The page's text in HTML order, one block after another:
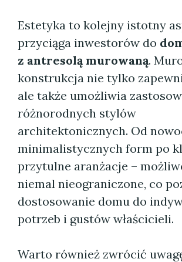
Estetyka to kolejny istotny
przyciąga inwestorów do
z antresolą murowaną.
konstrukcja nie tylko
ale także umożliwia
różnorodnych stylów
architektonicznych. Od
minimalistycznych form po
przytulne aranżacje –
niemal nieograniczone, co
dostosowanie domu do
potrzeb i gustów właścicieli.
Warto również zwrócić